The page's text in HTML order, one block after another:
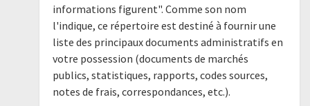
informations figurent". Comme son nom
l'indique, ce répertoire est destiné à fournir une
liste des principaux documents administratifs en
votre possession (documents de marchés
publics, statistiques, rapports, codes sources,
notes de frais, correspondances, etc.).